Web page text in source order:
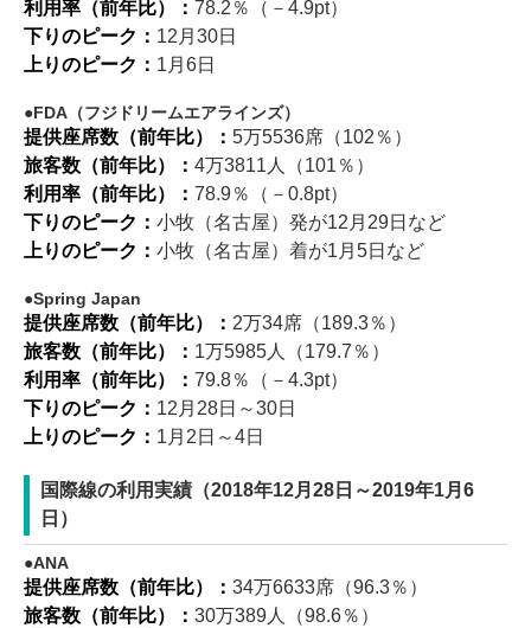
利用率（前年比）： 78.2％（－4.9pt）
下りのピーク： 12月30日
上りのピーク： 1月6日
FDA（フジドリームエアラインズ）
提供座席数（前年比）： 5万5536席（102％）
旅客数（前年比）： 4万3811人（101％）
利用率（前年比）： 78.9％（－0.8pt）
下りのピーク： 小牧（名古屋）発が12月29日など
上りのピーク： 小牧（名古屋）着が1月5日など
Spring Japan
提供座席数（前年比）： 2万34席（189.3％）
旅客数（前年比）： 1万5985人（179.7％）
利用率（前年比）： 79.8％（－4.3pt）
下りのピーク： 12月28日～30日
上りのピーク： 1月2日～4日
国際線の利用実績（2018年12月28日～2019年1月6
日）
ANA
提供座席数（前年比）： 34万6633席（96.3％）
旅客数（前年比）： 30万389人（98.6％）